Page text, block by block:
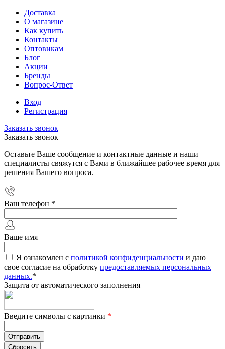
Доставка
О магазине
Как купить
Контакты
Оптовикам
Блог
Акции
Бренды
Вопрос-Ответ
Вход
Регистрация
Заказать звонок
Заказать звонок
Оставьте Ваше сообщение и контактные данные и наши
специалисты свяжутся с Вами в ближайшее рабочее время для
решения Вашего вопроса.
Ваш телефон *
Ваше имя
Я ознакомлен с политикой конфиденциальности и даю
свое согласие на обработку предоставляемых персональных
данных.*
Защита от автоматического заполнения
Введите символы с картинки *